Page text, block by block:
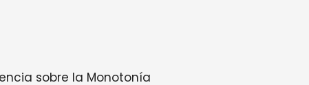
sobre la Monotonía